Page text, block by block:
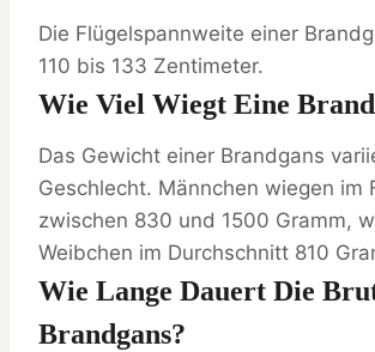
Die Flügelspannweite einer
110 bis 133 Zentimeter.
Wie Viel Wiegt Eine
Das Gewicht einer Brandgans
Geschlecht. Männchen wiegen im
zwischen 830 und 1500 Gramm,
Weibchen im Durchschnitt 810
Wie Lange Dauert Die
Brandgans?